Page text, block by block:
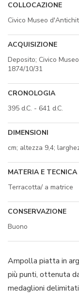
COLLOCAZIONE
Civico Museo
ACQUISIZIONE
Deposito; Civico
1874/10/31
CRONOLOGIA
395 d.C. - 641 d.C.
DIMENSIONI
cm; altezza 9,4;
MATERIA E TECNICA
Terracotta/ a matrice
CONSERVAZIONE
Buono
Ampolla piatta in
più punti, ottenuta
medaglioni